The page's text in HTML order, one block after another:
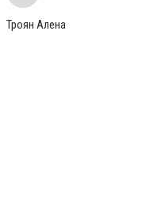
Троян Алена